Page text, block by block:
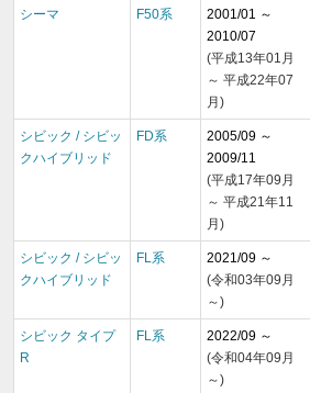
シーマ F50系
2001/01 ～
2010/07
(平成13年01月
～ 平成22年07
月)
シビック / シビッ
クハイブリッド
FD系
2005/09 ～
2009/11
(平成17年09月
～ 平成21年11
月)
シビック / シビッ
クハイブリッド
FL系
2021/09 ～
(令和03年09月
～)
シビック タイプ
R
FL系
2022/09 ～
(令和04年09月
～)